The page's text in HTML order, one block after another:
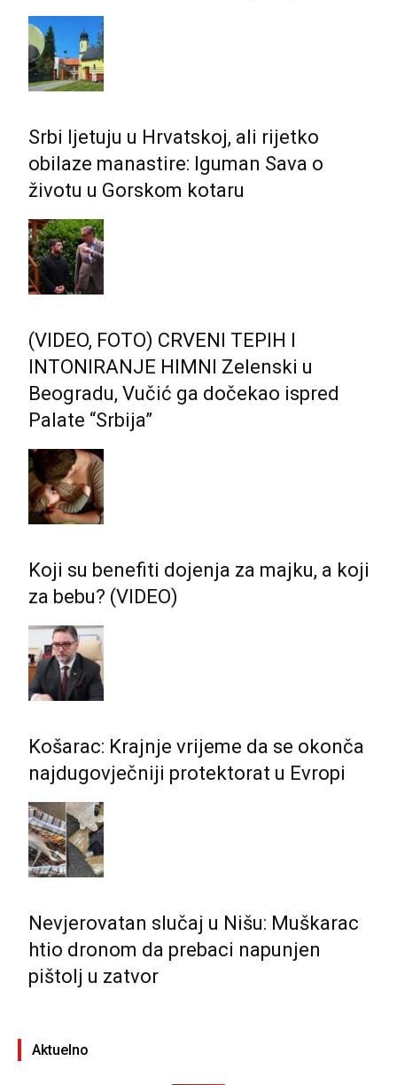
Srbi ljetuju u Hrvatskoj, ali rijetko
obilaze manastire: Iguman Sava o
životu u Gorskom kotaru
(VIDEO, FOTO) CRVENI TEPIH I
INTONIRANJE HIMNI Zelenski u
Beogradu, Vučić ga dočekao ispred
Palate “Srbija”
Koji su benefiti dojenja za majku, a koji
za bebu? (VIDEO)
Košarac: Krajnje vrijeme da se okonča
najdugovječniji protektorat u Evropi
Nevjerovatan slučaj u Nišu: Muškarac
htio dronom da prebaci napunjen
pištolj u zatvor
Aktuelno